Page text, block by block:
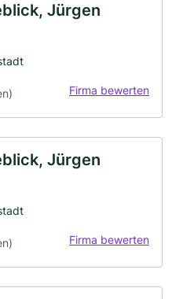
Jürgen
Firma bewerten
Jürgen
Firma bewerten